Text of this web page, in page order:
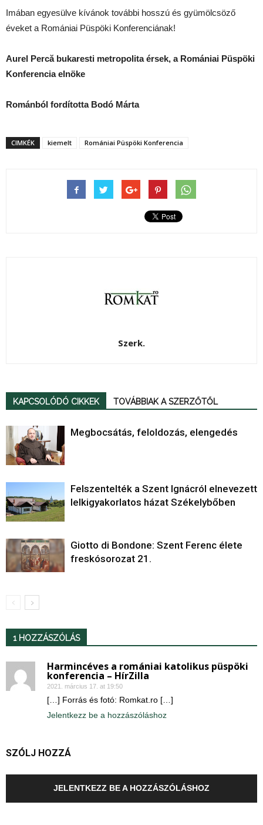
Imában egyesülve kívánok további hosszú és gyümölcsöző
éveket a Romániai Püspöki Konferenciának!
Aurel Percă bukaresti metropolita érsek, a Romániai Püspöki
Konferencia elnöke
Románból fordította Bodó Márta
CIMKÉK kiemelt Romániai Püspöki Konferencia
Szerk.
KAPCSOLÓDÓ CIKKEK TOVÁBBIAK A SZERZŐTŐL
Megbocsátás, feloldozás, elengedés
Felszentelték a Szent Ignácról elnevezett
lelkigyakorlatos házat Székelybőben
Giotto di Bondone: Szent Ferenc élete
freskósorozat 21.
1 HOZZÁSZÓLÁS
Harmincéves a romániai katolikus püspöki
konferencia – HírZilla
2021. március 17. at 19:50
[…] Forrás és fotó: Romkat.ro […]
Jelentkezz be a hozzászóláshoz
SZÓLJ HOZZÁ
JELENTKEZZ BE A HOZZÁSZÓLÁSHOZ